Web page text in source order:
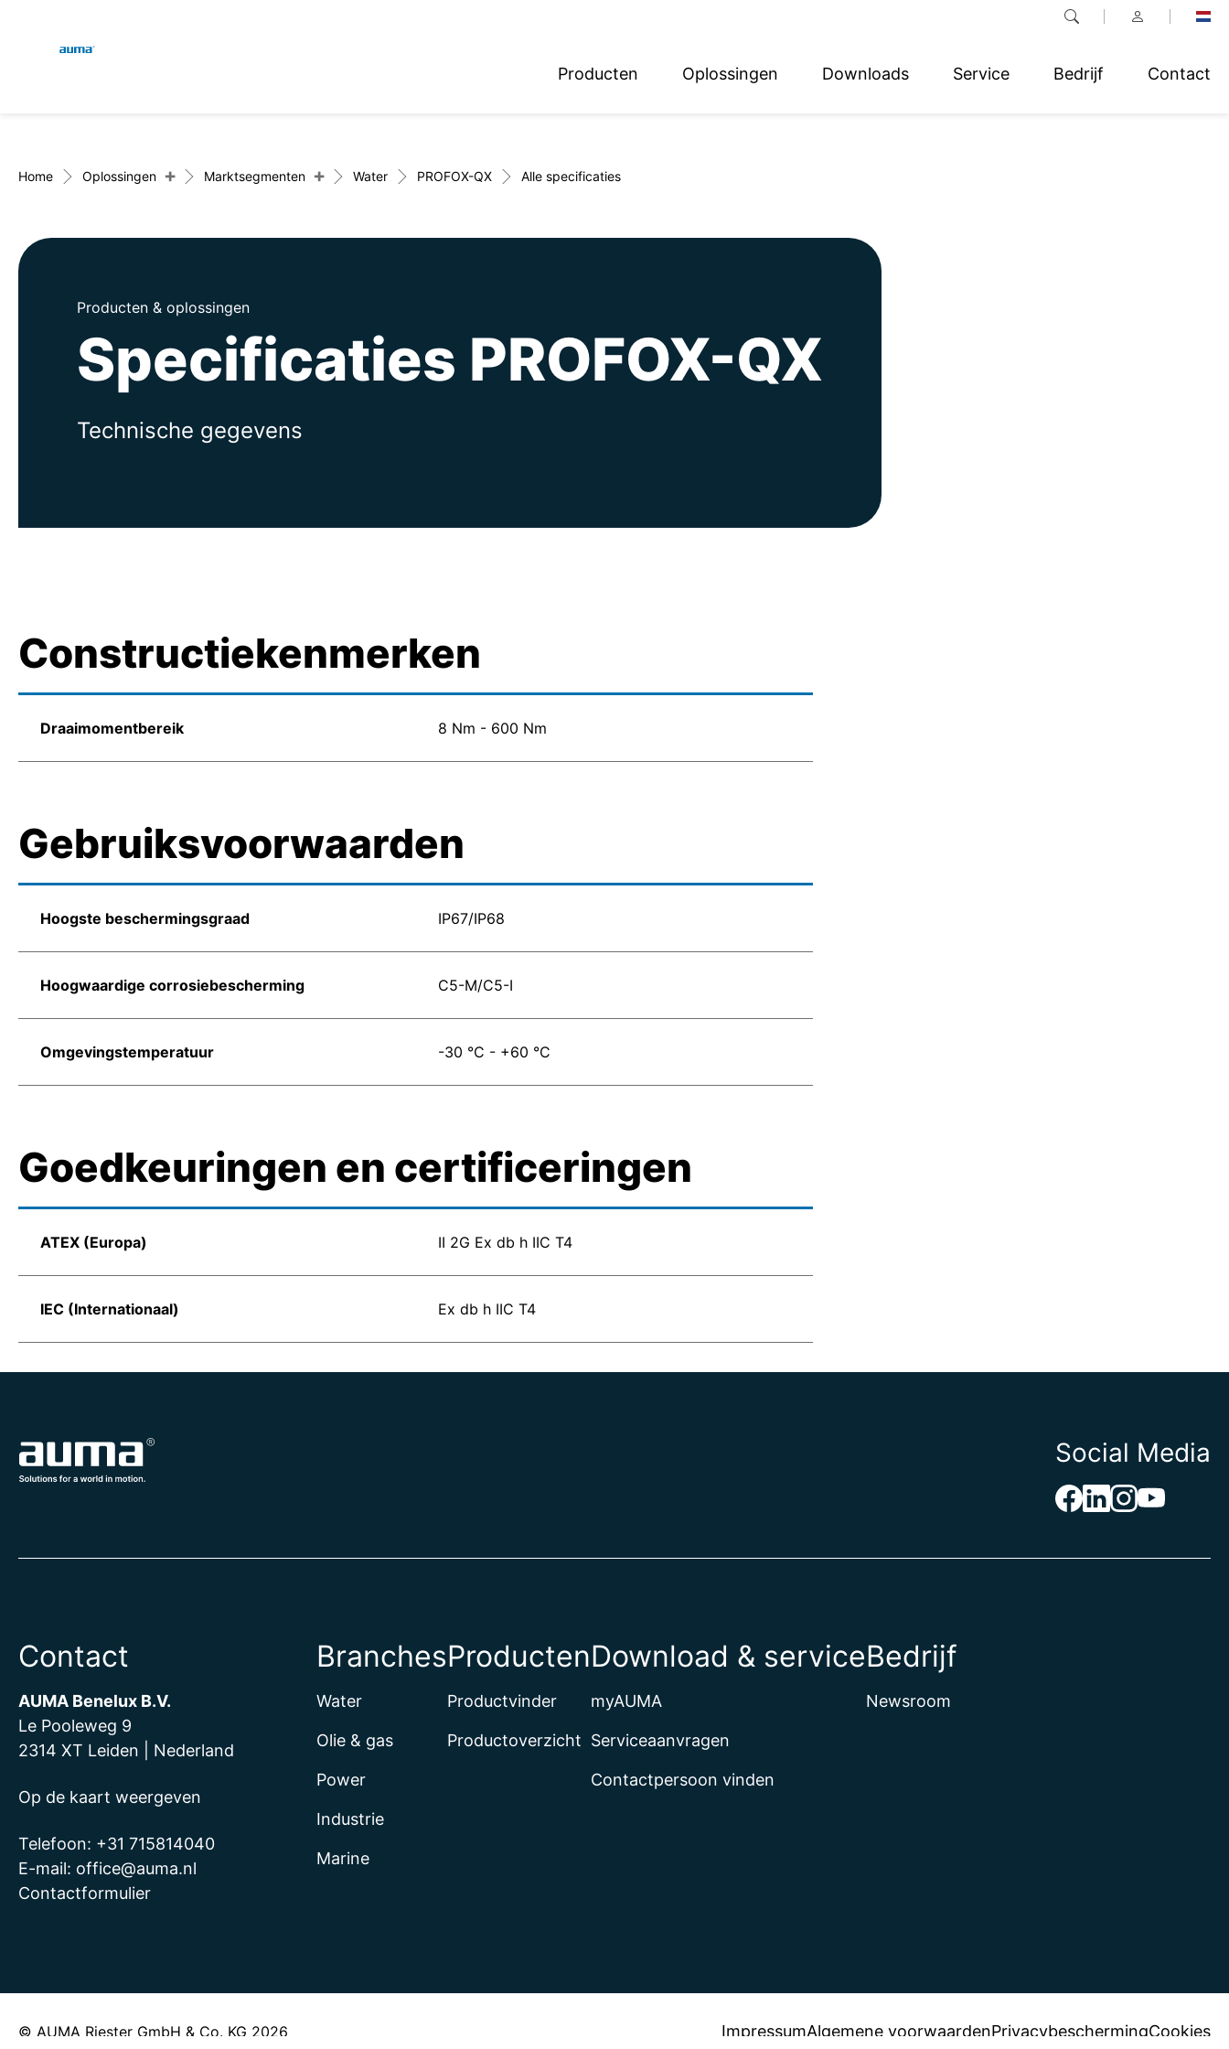
Producten Oplossingen Downloads Service Bedrijf Contact
Europa
Azië en Stille Oceaan
Noord-Amerika
Home Oplossingen + Marktsegmenten + Water PROFOX-QX Alle specificaties
Producten & oplossingen
Specificaties PROFOX-QX
Technische gegevens
Constructiekenmerken
Draaimomentbereik 8 Nm - 600 Nm
Gebruiksvoorwaarden
Hoogste beschermingsgraad IP67/IP68
Hoogwaardige corrosiebescherming C5-M/C5-I
Omgevingstemperatuur -30 °C - +60 °C
Goedkeuringen en certificeringen
ATEX (Europa) II 2G Ex db h IIC T4
IEC (Internationaal) Ex db h IIC T4
Social Media
Contact
AUMA Benelux B.V.
Le Pooleweg 9
2314 XT Leiden | Nederland
Op de kaart weergeven
Telefoon: +31 715814040
E-mail: office@auma.nl
Contactformulier
Branches
Water
Olie & gas
Power
Industrie
Marine
Producten
Productvinder
Productoverzicht
Download & service
myAUMA
Serviceaanvragen
Contactpersoon vinden
Bedrijf
Newsroom
© AUMA Riester GmbH & Co. KG 2026 ImpressumAlgemene voorwaardenPrivacybeschermingCookies